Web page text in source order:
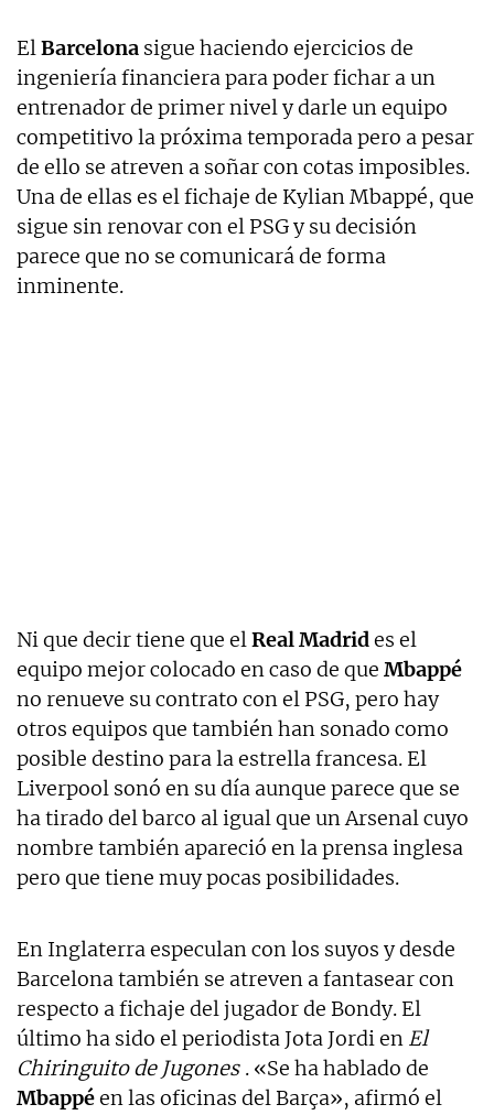
ElBarcelona sigue haciendo ejercicios de
ingeniería financiera para poder fichar a un
entrenador de primer nivel y darle un equipo
competitivo la próxima temporada pero a pesar
de ello se atreven a soñar con cotas imposibles.
Una de ellas es el fichaje de Kylian Mbappé, que
sigue sin renovar con el PSG y su decisión
parece que no se comunicará de forma
inminente.
Ni que decir tiene que elReal Madrides el
equipo mejor colocado en caso de que Mbappé
no renueve su contrato con el PSG, pero hay
otros equipos que también han sonado como
posible destino para la estrella francesa. El
Liverpool sonó en su día aunque parece que se
ha tirado del barco al igual que un Arsenal cuyo
nombre también apareció en la prensa inglesa
pero que tiene muy pocas posibilidades.
En Inglaterra especulan con los suyos y desde
Barcelona también se atreven a fantasear con
respecto a fichaje del jugador de Bondy. El
último ha sido el periodista Jota Jordi en El
Chiringuito de Jugones . «Se ha hablado de
Mbappéen las oficinas del Barça», afirmó el